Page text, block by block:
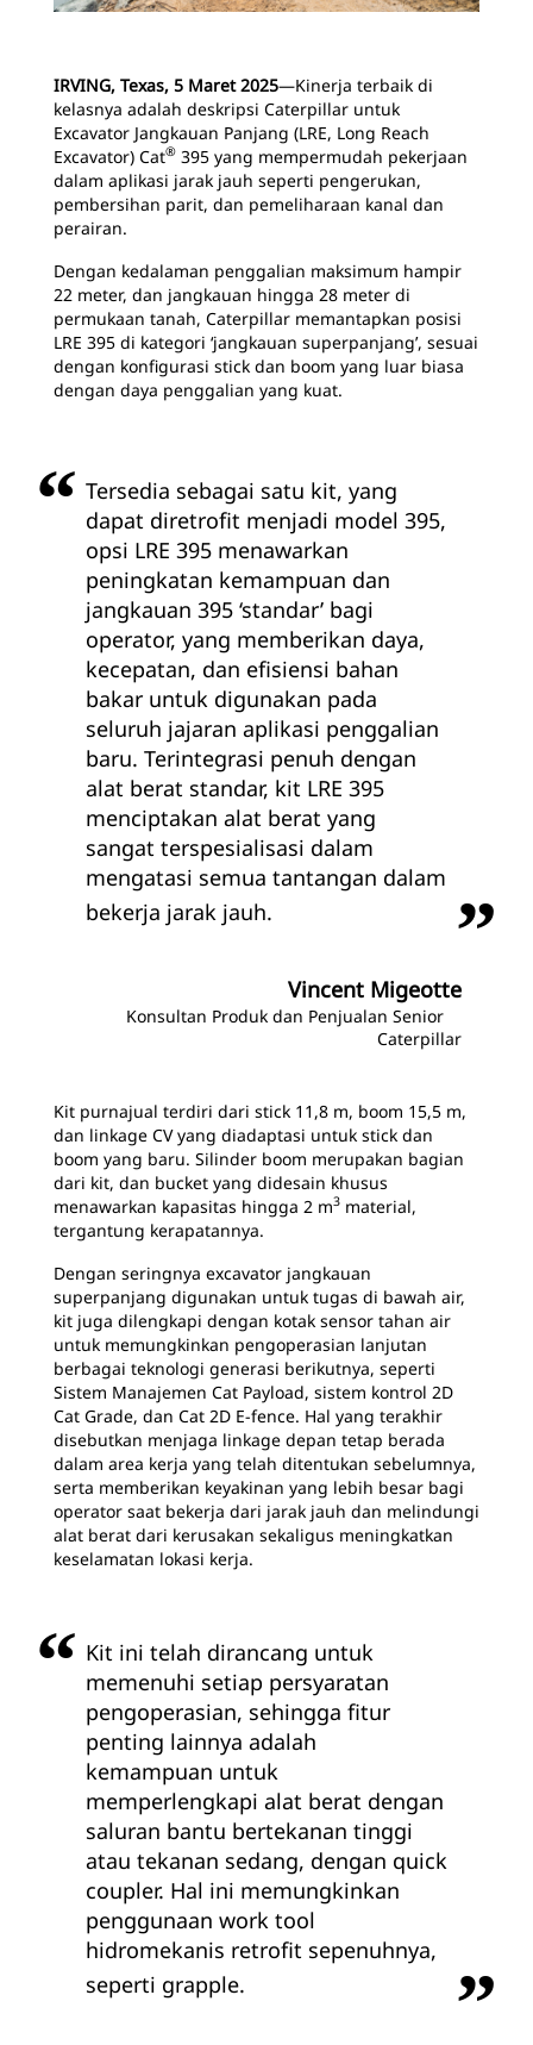
IRVING, Texas, 5 Maret 2025―Kinerja terbaik di
kelasnya adalah deskripsi Caterpillar untuk
Excavator Jangkauan Panjang (LRE, Long Reach
Excavator) Cat® 395 yang mempermudah pekerjaan
dalam aplikasi jarak jauh seperti pengerukan,
pembersihan parit, dan pemeliharaan kanal dan
perairan.
Dengan kedalaman penggalian maksimum hampir
22 meter, dan jangkauan hingga 28 meter di
permukaan tanah, Caterpillar memantapkan posisi
LRE 395 di kategori ‘jangkauan superpanjang’, sesuai
dengan konfigurasi stick dan boom yang luar biasa
dengan daya penggalian yang kuat.
Tersedia sebagai satu kit, yang
dapat diretrofit menjadi model 395,
opsi LRE 395 menawarkan
peningkatan kemampuan dan
jangkauan 395 ‘standar’ bagi
operator, yang memberikan daya,
kecepatan, dan efisiensi bahan
bakar untuk digunakan pada
seluruh jajaran aplikasi penggalian
baru. Terintegrasi penuh dengan
alat berat standar, kit LRE 395
menciptakan alat berat yang
sangat terspesialisasi dalam
mengatasi semua tantangan dalam
bekerja jarak jauh.
Vincent Migeotte
Konsultan Produk dan Penjualan Senior
Caterpillar
Kit purnajual terdiri dari stick 11,8 m, boom 15,5 m,
dan linkage CV yang diadaptasi untuk stick dan
boom yang baru. Silinder boom merupakan bagian
dari kit, dan bucket yang didesain khusus
menawarkan kapasitas hingga 2 m3 material,
tergantung kerapatannya.
Dengan seringnya excavator jangkauan
superpanjang digunakan untuk tugas di bawah air,
kit juga dilengkapi dengan kotak sensor tahan air
untuk memungkinkan pengoperasian lanjutan
berbagai teknologi generasi berikutnya, seperti
Sistem Manajemen Cat Payload, sistem kontrol 2D
Cat Grade, dan Cat 2D E-fence. Hal yang terakhir
disebutkan menjaga linkage depan tetap berada
dalam area kerja yang telah ditentukan sebelumnya,
serta memberikan keyakinan yang lebih besar bagi
operator saat bekerja dari jarak jauh dan melindungi
alat berat dari kerusakan sekaligus meningkatkan
keselamatan lokasi kerja.
Kit ini telah dirancang untuk
memenuhi setiap persyaratan
pengoperasian, sehingga fitur
penting lainnya adalah
kemampuan untuk
memperlengkapi alat berat dengan
saluran bantu bertekanan tinggi
atau tekanan sedang, dengan quick
coupler. Hal ini memungkinkan
penggunaan work tool
hidromekanis retrofit sepenuhnya,
seperti grapple.